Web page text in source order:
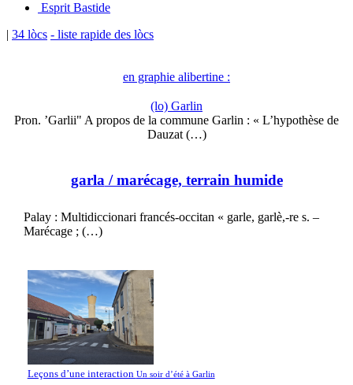
Esprit Bastide
| 34 lòcs - liste rapide des lòcs
en graphie alibertine :
(lo) Garlin
Pron. ’Garlii" A propos de la commune Garlin : « L’hypothèse de
Dauzat (…)
garla / marécage, terrain humide
Palay : Multidiccionari francés-occitan « garle, garlè,-re s. –
Marécage ; (…)
Leçons d’une interaction Un soir d’été à Garlin